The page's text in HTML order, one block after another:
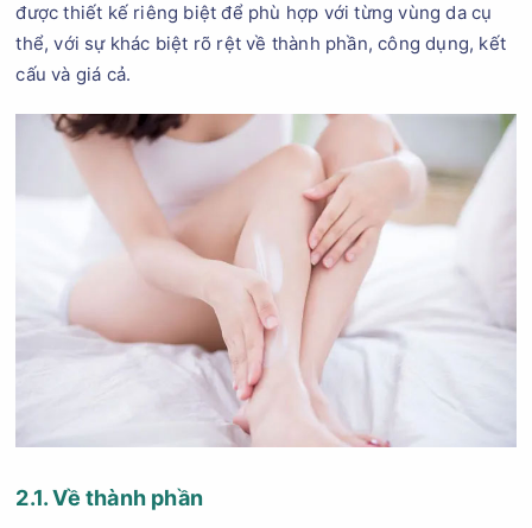
được thiết kế riêng biệt để phù hợp với từng vùng da cụ
thể, với sự khác biệt rõ rệt về thành phần, công dụng, kết
cấu và giá cả.
2.1. Về thành phần